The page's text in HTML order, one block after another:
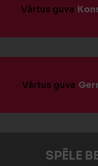
Vārtus guva
Vārtus guva
SPĒLE